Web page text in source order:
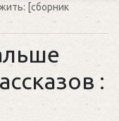
[сборник
: